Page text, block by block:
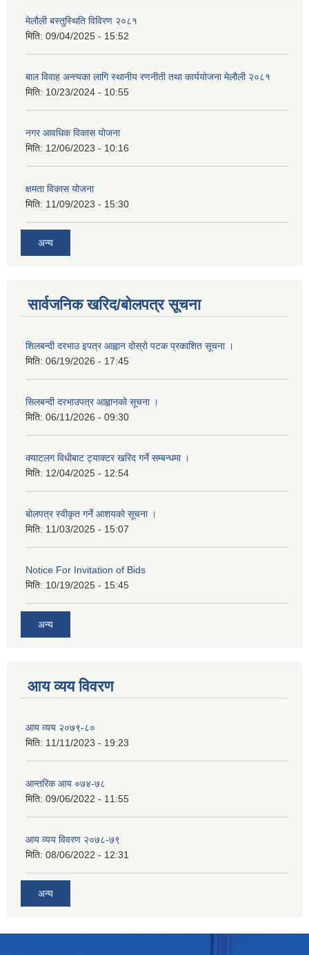
मेलौली बस्तुस्थिति विविरण २०८१
मिति: 09/04/2025 - 15:52
बाल विवाह अन्त्यका लागि स्थानीय रणनीती तथा कार्ययोजना मेलौली २०८१
मिति: 10/23/2024 - 10:55
नगर आवधिक विकास योजना
मिति: 12/06/2023 - 10:16
क्षमता विकास योजना
मिति: 11/09/2023 - 15:30
अन्य
सार्वजनिक खरिद/बोलपत्र सूचना
शिलबन्दी दरभाउ इपत्र आह्वान दोस्रो पटक प्रकाशित सूचना ।
मिति: 06/19/2026 - 17:45
सिलबन्दी दरभाउपत्र आह्वानको सूचना ।
मिति: 06/11/2026 - 09:30
क्याटलग विधीबाट ट्याक्टर खरिद गर्ने सम्बन्धमा ।
मिति: 12/04/2025 - 12:54
बोलपत्र स्वीकृत गर्ने आशयको सूचना ।
मिति: 11/03/2025 - 15:07
Notice For Invitation of Bids
मिति: 10/19/2025 - 15:45
अन्य
आय व्यय विवरण
आय व्यय २०७९-८०
मिति: 11/11/2023 - 19:23
आन्तरिक आय ०७४-७८
मिति: 09/06/2022 - 11:55
आय व्यय विवरण २०७८-७९
मिति: 08/06/2022 - 12:31
अन्य